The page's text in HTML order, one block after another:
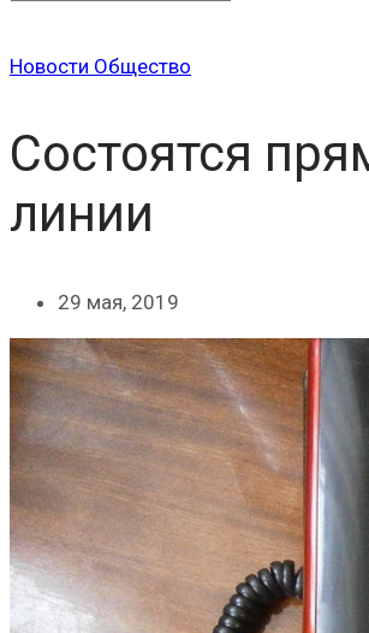
Новости Общество
Состоятся
линии
29 мая, 2019